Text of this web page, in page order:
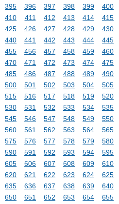
395 396 397 398 399
400
410 411 412 413 414
415
425 426 427 428 429
430
440 441 442 443 444
445
455 456 457 458 459
460
470 471 472 473 474
475
485 486 487 488 489
490
500 501 502 503 504
505
515 516 517 518 519
520
530 531 532 533 534
535
545 546 547 548 549
550
560 561 562 563 564
565
575 576 577 578 579
580
590 591 592 593 594
595
605 606 607 608 609
610
620 621 622 623 624
625
635 636 637 638 639
640
650 651 652 653 654
655